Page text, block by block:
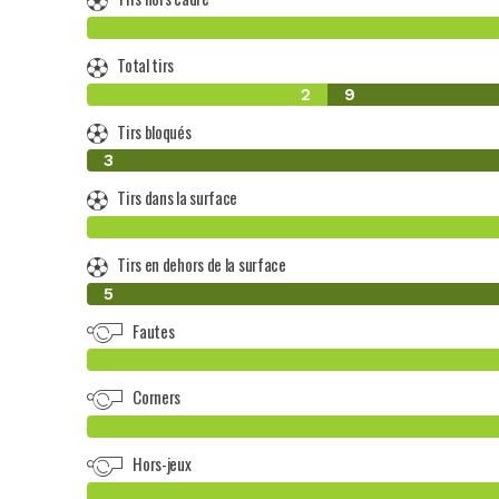
Total tirs
2 9
Tirs bloqués
0
3
Tirs dans la surface
Tirs en dehors de la surface
0
5
Fautes
Corners
Hors-jeux